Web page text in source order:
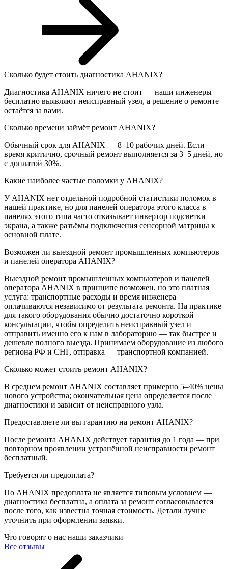
Сколько будет стоить диагностика AHANIX?
Диагностика AHANIX ничего не стоит — наши инженеры
бесплатно выявляют неисправный узел, а решение о ремонте
остаётся за вами.
Сколько времени займёт ремонт AHANIX?
Обычный срок для AHANIX — 8–10 рабочих дней. Если
время критично, срочный ремонт выполняется за 3–5 дней, но
с доплатой 30%.
Какие наиболее частые поломки у AHANIX?
У AHANIX нет отдельной подробной статистики поломок в
нашей практике, но для панелей оператора этого класса в
панелях этого типа часто отказывает инвертор подсветки
экрана, а также разъёмы подключения сенсорной матрицы к
основной плате.
Возможен ли выездной ремонт промышленных компьютеров
и панелей оператора AHANIX?
Выездной ремонт промышленных компьютеров и панелей
оператора AHANIX в принципе возможен, но это платная
услуга: транспортные расходы и время инженера
оплачиваются независимо от результата ремонта. На практике
для такого оборудования обычно достаточно короткой
консультации, чтобы определить неисправный узел и
отправить именно его к нам в лабораторию — так быстрее и
дешевле полного выезда. Принимаем оборудование из любого
региона РФ и СНГ, отправка — транспортной компанией.
Сколько может стоить ремонт AHANIX?
В среднем ремонт AHANIX составляет примерно 5–40% цены
нового устройства; окончательная цена определяется после
диагностики и зависит от неисправного узла.
Предоставляете ли вы гарантию на ремонт AHANIX?
После ремонта AHANIX действует гарантия до 1 года — при
повторном проявлении устранённой неисправности ремонт
бесплатный.
Требуется ли предоплата?
По AHANIX предоплата не является типовым условием —
диагностика бесплатна, а оплата за ремонт согласовывается
после того, как известна точная стоимость. Детали лучше
уточнить при оформлении заявки.
Что говорят о нас наши заказчики
Все отзывы